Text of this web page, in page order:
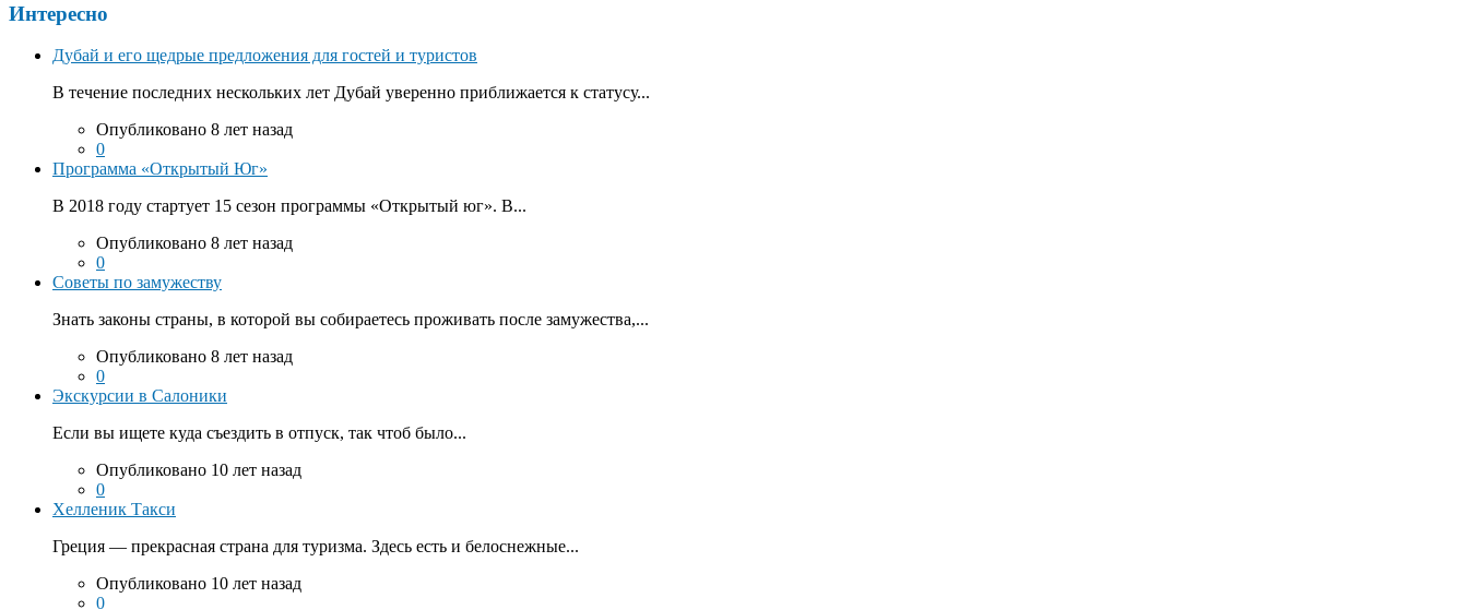
Интересно
Дубай и его щедрые предложения для гостей и туристов
В течение последних нескольких лет Дубай уверенно приближается к статусу...
Опубликовано 8 лет назад
0
Программа «Открытый Юг»
В 2018 году стартует 15 сезон программы «Открытый юг». В...
Опубликовано 8 лет назад
0
Советы по замужеству
Знать законы страны, в которой вы собираетесь проживать после замужества,...
Опубликовано 8 лет назад
0
Экскурсии в Салоники
Если вы ищете куда съездить в отпуск, так чтоб было...
Опубликовано 10 лет назад
0
Хелленик Такси
Греция — прекрасная страна для туризма. Здесь есть и белоснежные...
Опубликовано 10 лет назад
0